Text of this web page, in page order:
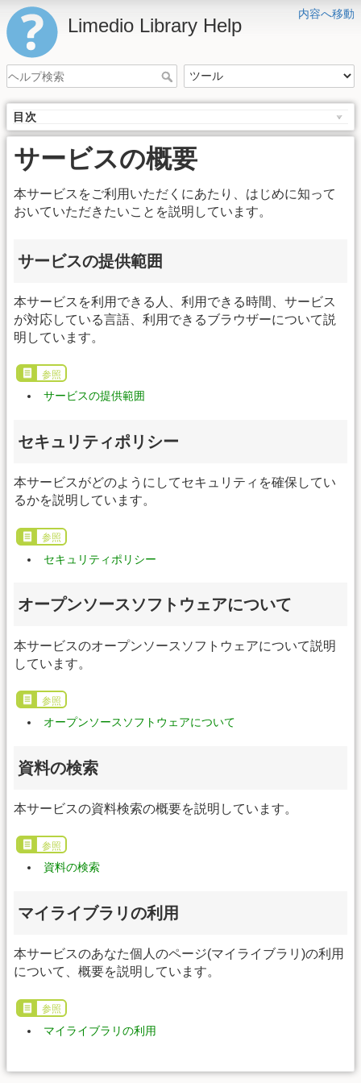
内容へ移動
Limedio Library Help
目次
サービスの概要
本サービスをご利用いただくにあたり、はじめに知って
おいていただきたいことを説明しています。
サービスの提供範囲
本サービスを利用できる人、利用できる時間、サービス
が対応している言語、利用できるブラウザーについて説
明しています。
参照
サービスの提供範囲
セキュリティポリシー
本サービスがどのようにしてセキュリティを確保してい
るかを説明しています。
参照
セキュリティポリシー
オープンソースソフトウェアについて
本サービスのオープンソースソフトウェアについて説明
しています。
参照
オープンソースソフトウェアについて
資料の検索
本サービスの資料検索の概要を説明しています。
参照
資料の検索
マイライブラリの利用
本サービスのあなた個人のページ(マイライブラリ)の利用
について、概要を説明しています。
参照
マイライブラリの利用